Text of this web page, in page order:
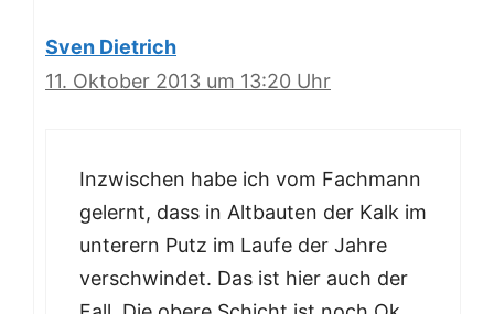
Sven Dietrich
11. Oktober 2013 um 13:20 Uhr
Inzwischen habe ich vom Fachmann
gelernt, dass in Altbauten der Kalk im
unterern Putz im Laufe der Jahre
verschwindet. Das ist hier auch der